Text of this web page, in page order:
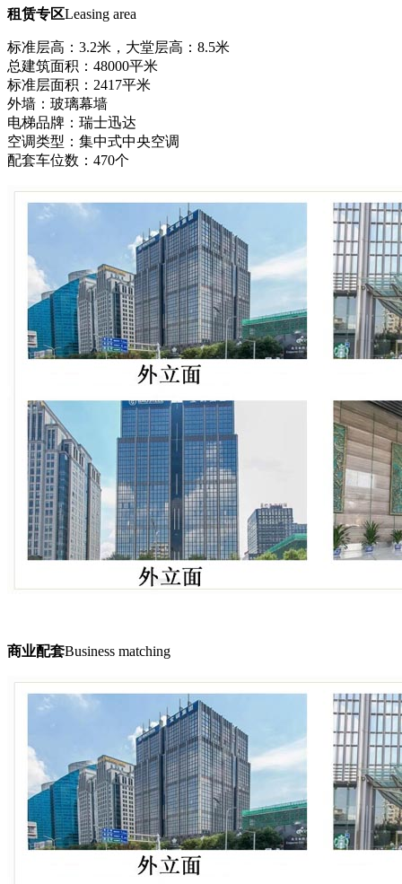
租赁专区Leasing area
标准层高： 3.2米，大堂层高：8.5米
总建筑面积： 48000平米
标准层面积： 2417平米
外墙：玻璃幕墙
电梯品牌：瑞士迅达
空调类型：集中式中央空调
配套车位数： 470个
商业配套Business matching